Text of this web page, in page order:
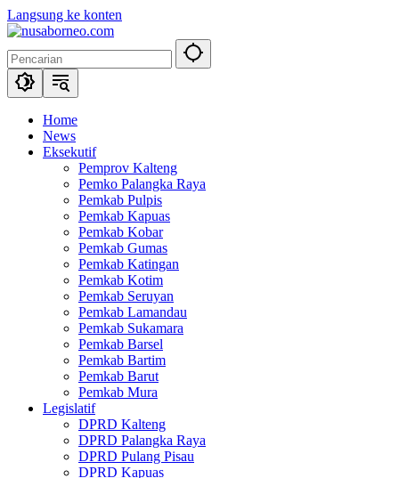
Langsung ke konten
Home
News
Eksekutif
Pemprov Kalteng
Pemko Palangka Raya
Pemkab Pulpis
Pemkab Kapuas
Pemkab Kobar
Pemkab Gumas
Pemkab Katingan
Pemkab Kotim
Pemkab Seruyan
Pemkab Lamandau
Pemkab Sukamara
Pemkab Barsel
Pemkab Bartim
Pemkab Barut
Pemkab Mura
Legislatif
DPRD Kalteng
DPRD Palangka Raya
DPRD Pulang Pisau
DPRD Kapuas